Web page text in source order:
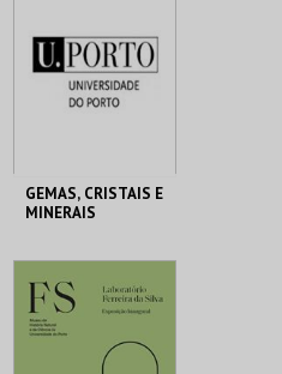
MAIS INFO
COMPRAR
GEMAS, CRISTAIS E
MINERAIS
CENTRAL
MAIS INFO